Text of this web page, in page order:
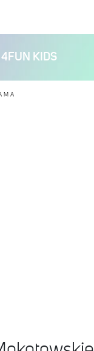
4FUN KIDS